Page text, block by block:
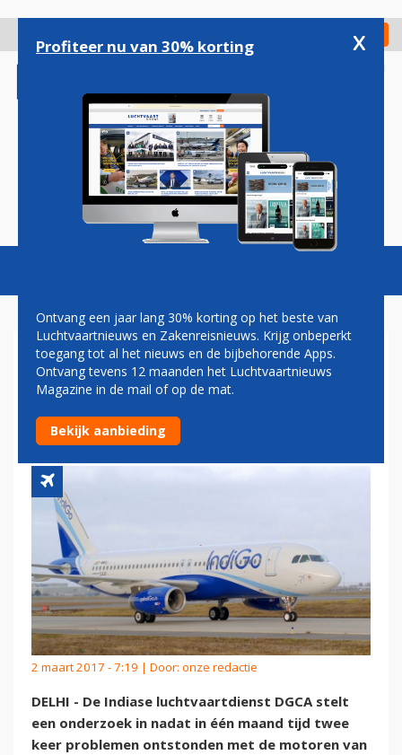
gaan
Check in
Magazine Podcasts Vacatures
INDIA ONDERZOEKT
PROBLEMEN MET AIRBUS
A320NEO
2 maart 2017 - 7:19 | Door: onze redactie
DELHI - De Indiase luchtvaartdienst DGCA stelt
een onderzoek in nadat in één maand tijd twee
keer problemen ontstonden met de motoren van
Profiteer nu van 30% korting x
Ontvang een jaar lang 30% korting op het beste van
Luchtvaartnieuws en Zakenreisnieuws. Krijg onbeperkt
toegang tot al het nieuws en de bijbehorende Apps.
Ontvang tevens 12 maanden het Luchtvaartnieuws
Magazine in de mail of op de mat.
Bekijk aanbieding